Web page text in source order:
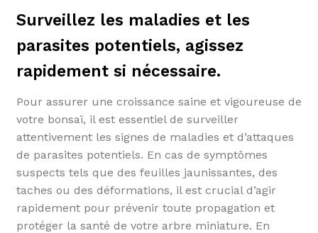
Surveillez les maladies et les
parasites potentiels, agissez
rapidement si nécessaire.
Pour assurer une croissance saine et vigoureuse de
votre bonsaï, il est essentiel de surveiller
attentivement les signes de maladies et d’attaques
de parasites potentiels. En cas de symptômes
suspects tels que des feuilles jaunissantes, des
taches ou des déformations, il est crucial d’agir
rapidement pour prévenir toute propagation et
protéger la santé de votre arbre miniature. En